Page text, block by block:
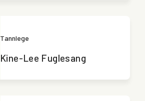
Tannlege
Kine-Lee Fuglesang